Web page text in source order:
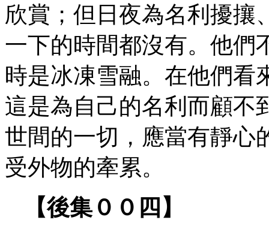
欣賞；但日夜為名利擾攘
一下的時間都沒有。他們
時是冰凍雪融。在他們看
這是為自己的名利而顧不
世間的一切，應當有靜心
受外物的牽累。
【後集００四】